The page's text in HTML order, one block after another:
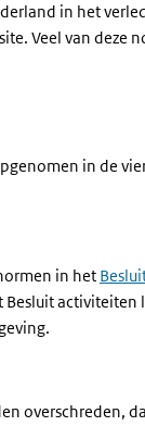
in het
Veel van deze
in de
in het
activiteiten
overschreden,